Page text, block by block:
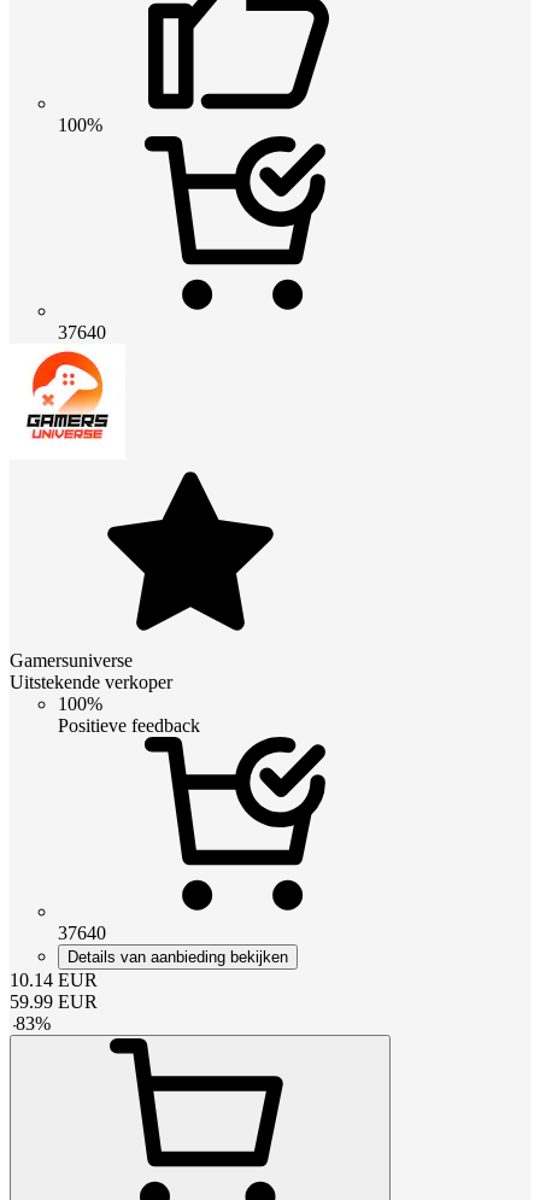
100%
37640
Gamersuniverse
Uitstekende verkoper
100%
Positieve feedback
37640
Details van aanbieding bekijken
10.14 EUR
59.99 EUR
-83%